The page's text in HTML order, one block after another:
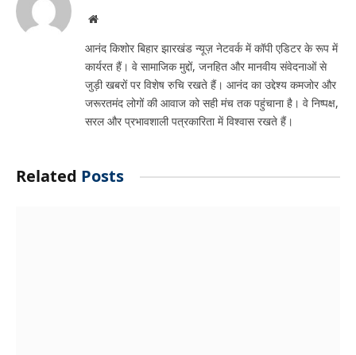
Website
आनंद किशोर बिहार झारखंड न्यूज़ नेटवर्क में कॉपी एडिटर के रूप में
कार्यरत हैं। वे सामाजिक मुद्दों, जनहित और मानवीय संवेदनाओं से
जुड़ी खबरों पर विशेष रुचि रखते हैं। आनंद का उद्देश्य कमजोर और
जरूरतमंद लोगों की आवाज को सही मंच तक पहुंचाना है। वे निष्पक्ष,
सरल और प्रभावशाली पत्रकारिता में विश्वास रखते हैं।
Related Posts